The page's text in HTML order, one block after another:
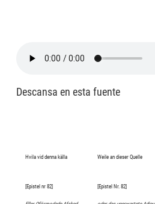
Descansa en esta fuente
Hvila vid denna källa
[Epistel nr 82]
Weile an dieser Quelle
[Epistel Nr. 82]